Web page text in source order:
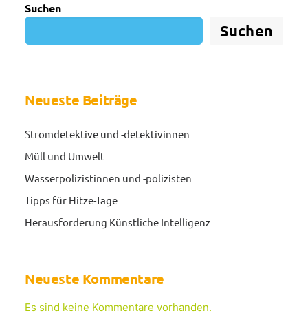
Suchen
Suchen
Neueste Beiträge
Stromdetektive und -detektivinnen
Müll und Umwelt
Wasserpolizistinnen und -polizisten
Tipps für Hitze-Tage
Herausforderung Künstliche Intelligenz
Neueste Kommentare
Es sind keine Kommentare vorhanden.